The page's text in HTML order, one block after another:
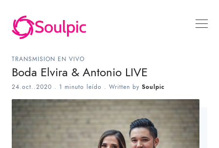
TRANSMISION EN VIVO
Boda Elvira & Antonio LIVE
24.oct..2020 . 1 minuto leído . Written by Soulpic